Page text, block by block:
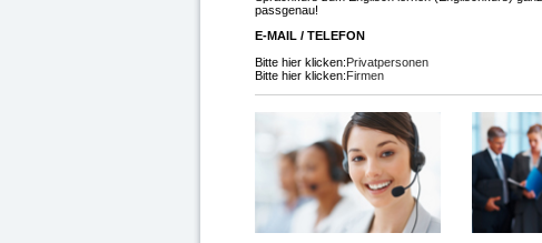
passgenau!
E-MAIL / TELEFON
Bitte hier klicken:Privatpersonen
Bitte hier klicken:Firmen